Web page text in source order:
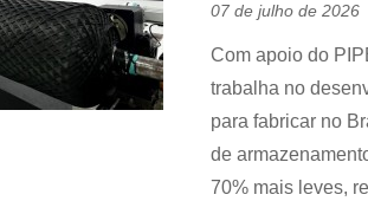
07 de julho de 2026
Com apoio do
trabalha no
para fabricar no
de
70% mais leves,